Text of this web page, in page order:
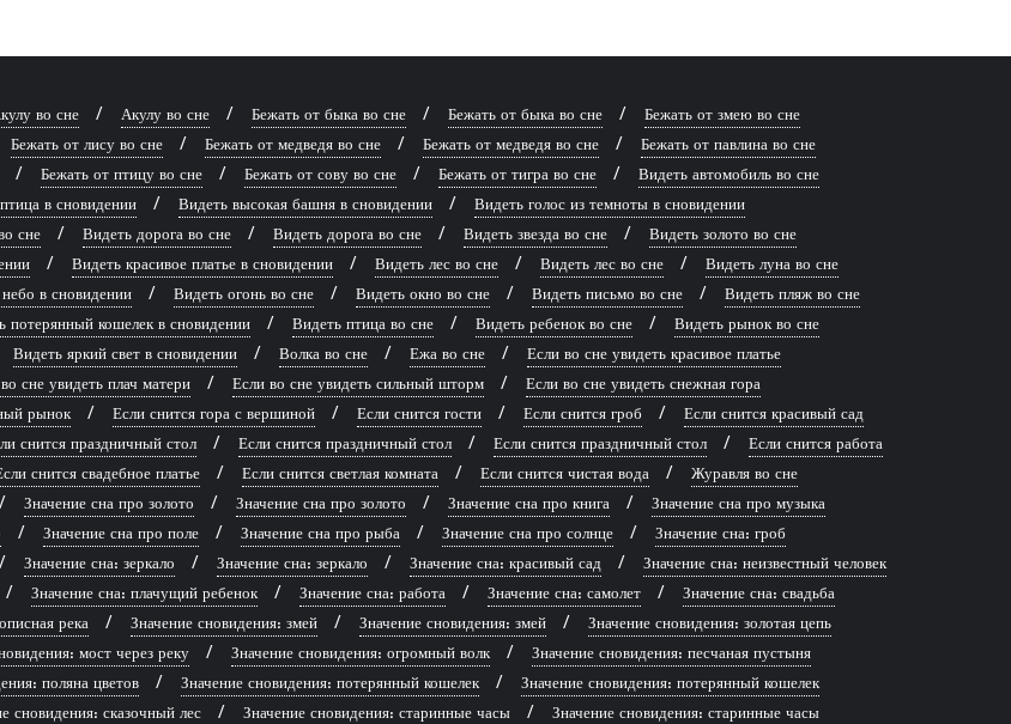
во сне Акулу во сне Бежать от быка во сне Бежать от быка во сне
Бежать от змею во сне
Бежать от лису во сне Бежать от медведя во сне Бежать от медведя во сне
Бежать от павлина во сне
Бежать от птицу во сне Бежать от сову во сне Бежать от тигра во сне
Видеть автомобиль во сне
в сновидении Видеть высокая башня в сновидении
Видеть голос из темноты в сновидении
сне Видеть дорога во сне Видеть дорога во сне Видеть звезда во сне
Видеть золото во сне
Видеть красивое платье в сновидении Видеть лес во сне Видеть лес во сне
Видеть луна во сне
в сновидении Видеть огонь во сне Видеть окно во сне Видеть письмо во сне
Видеть пляж во сне
потерянный кошелек в сновидении Видеть птица во сне Видеть ребенок во сне
Видеть рынок во сне
Видеть яркий свет в сновидении Волка во сне Ежа во сне
Если во сне увидеть красивое платье
сне увидеть плач матери Если во сне увидеть сильный шторм
Если во сне увидеть снежная гора
рынок Если снится гора с вершиной Если снится гости Если снится гроб
Если снится красивый сад
снится праздничный стол Если снится праздничный стол Если снится праздничный стол
Если снится работа
снится свадебное платье Если снится светлая комната Если снится чистая вода
Журавля во сне
Значение сна про золото Значение сна про золото Значение сна про книга
Значение сна про музыка
Значение сна про поле Значение сна про рыба Значение сна про солнце
Значение сна: гроб
Значение сна: зеркало Значение сна: зеркало Значение сна: красивый сад
Значение сна: неизвестный человек
Значение сна: плачущий ребенок Значение сна: работа Значение сна: самолет
Значение сна: свадьба
река Значение сновидения: змей Значение сновидения: змей
Значение сновидения: золотая цепь
мост через реку Значение сновидения: огромный волк
Значение сновидения: песчаная пустыня
поляна цветов Значение сновидения: потерянный кошелек
Значение сновидения: потерянный кошелек
сновидения: сказочный лес Значение сновидения: старинные часы Значение сновидения: старинные часы